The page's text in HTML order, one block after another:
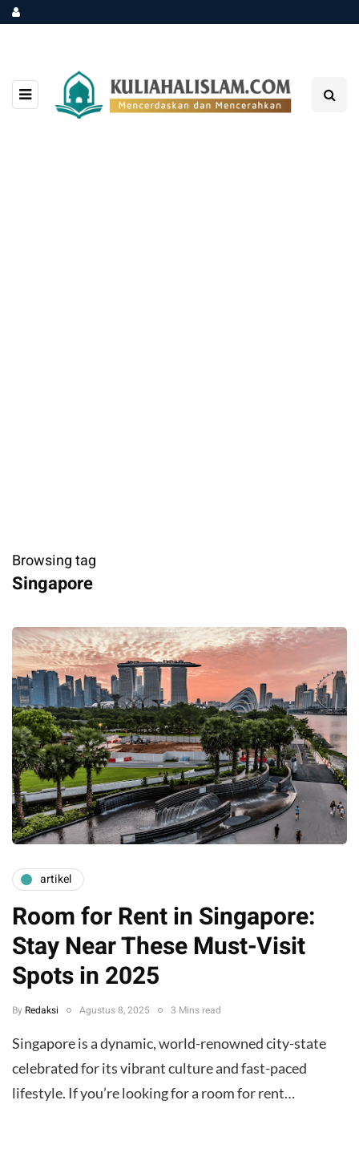
Browsing tag
Singapore
artikel
Room for Rent in Singapore:
Stay Near These Must-Visit
Spots in 2025
By Redaksi Agustus 8, 2025 3 Mins read
Singapore is a dynamic, world-renowned city-state
celebrated for its vibrant culture and fast-paced
lifestyle. If you’re looking for a room for rent…